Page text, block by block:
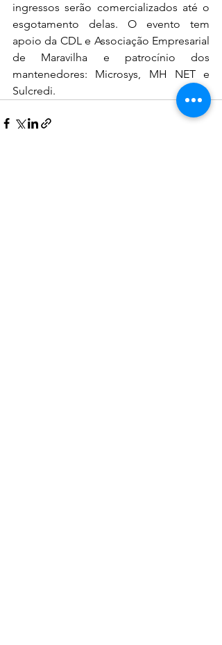
ingressos serão comercializados até o
esgotamento delas. O evento tem
apoio da CDL e Associação Empresarial
de Maravilha e patrocínio dos
mantenedores: Microsys, MH NET e
Sulcredi.